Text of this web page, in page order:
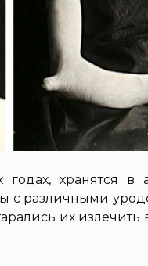
хранятся в
с различными
их